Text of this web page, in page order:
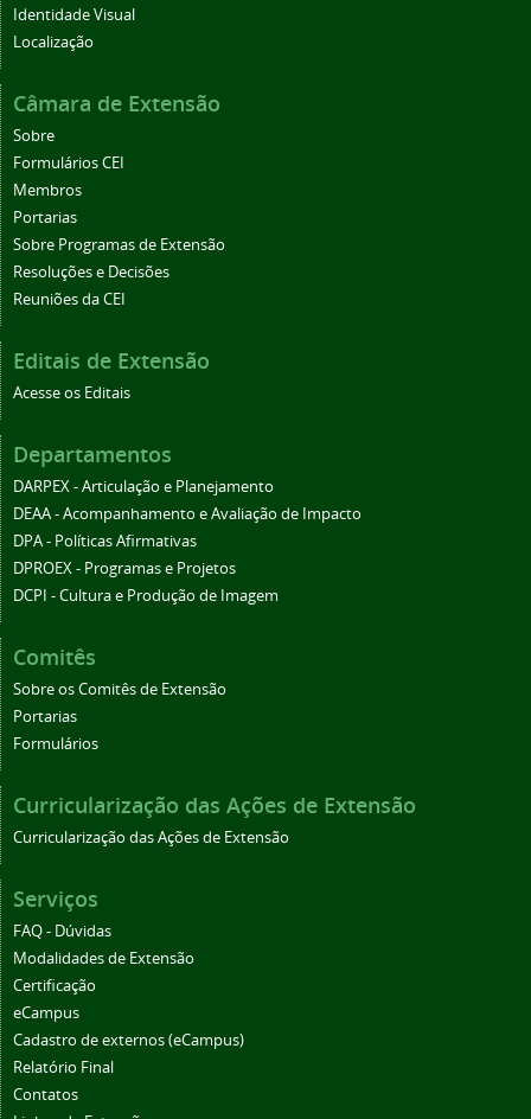
Identidade Visual
Localização
Câmara de Extensão
Sobre
Formulários CEI
Membros
Portarias
Sobre Programas de Extensão
Resoluções e Decisões
Reuniões da CEI
Editais de Extensão
Acesse os Editais
Departamentos
DARPEX - Articulação e Planejamento
DEAA - Acompanhamento e Avaliação de Impacto
DPA - Políticas Afirmativas
DPROEX - Programas e Projetos
DCPI - Cultura e Produção de Imagem
Comitês
Sobre os Comitês de Extensão
Portarias
Formulários
Curricularização das Ações de Extensão
Curricularização das Ações de Extensão
Serviços
FAQ - Dúvidas
Modalidades de Extensão
Certificação
eCampus
Cadastro de externos (eCampus)
Relatório Final
Contatos